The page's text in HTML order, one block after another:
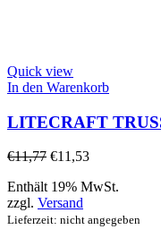
Quick view
In den Warenkorb
LITECRAFT
€11,77 €11,53
Enthält 19% MwSt.
zzgl. Versand
Lieferzeit: nicht angegeben